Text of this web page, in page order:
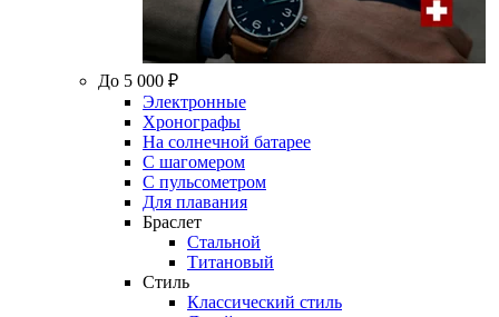
До 5 000 ₽
Электронные
Хронографы
На солнечной батарее
С шагомером
С пульсометром
Для плавания
Браслет
Стальной
Титановый
Стиль
Классический стиль